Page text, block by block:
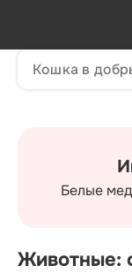
Белые
Животные: